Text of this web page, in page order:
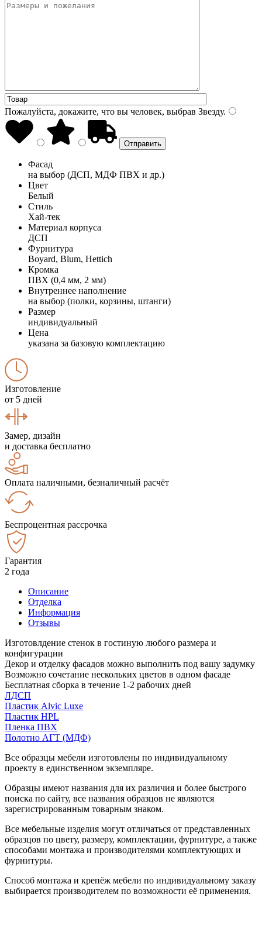
Пожалуйста, докажите, что вы человек, выбрав Звезду.
Фасад
на выбор (ДСП, МДФ ПВХ и др.)
Цвет
Белый
Стиль
Хай-тек
Материал корпуса
ДСП
Фурнитура
Boyard, Blum, Hettich
Кромка
ПВХ (0,4 мм, 2 мм)
Внутреннее наполнение
на выбор (полки, корзины, штанги)
Размер
индивидуальный
Цена
указана за базовую комплектацию
Изготовление
от 5 дней
Замер, дизайн
и доставка бесплатно
Оплата наличными, безналичный расчёт
Беспроцентная рассрочка
Гарантия
2 года
Описание
Отделка
Информация
Отзывы
Изготовлдение стенок в гостиную любого размера и
конфигурации
Декор и отделку фасадов можно выполнить под вашу задумку
Возможно сочетание нескольких цветов в одном фасаде
Бесплатная сборка в течение 1-2 рабочих дней
ЛДСП
Пластик Alvic Luxe
Пластик HPL
Пленка ПВХ
Полотно АГТ (МДФ)
Все образцы мебели изготовлены по индивидуальному
проекту в единственном экземпляре.
Образцы имеют названия для их различия и более быстрого
поиска по сайту, все названия образцов не являются
зарегистрированным товарным знаком.
Все мебельные изделия могут отличаться от представленных
образцов по цвету, размеру, комплектации, фурнитуре, а также
способами монтажа и производителями комплектующих и
фурнитуры.
Способ монтажа и крепёж мебели по индивидуальному заказу
выбирается производителем по возможности её применения.